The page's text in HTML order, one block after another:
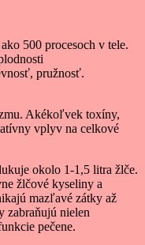
500 procesoch v tele.
pružnosť.
Akékoľvek toxíny,
vplyv na celkové
okolo 1-1,5 litra žlče.
žlčové kyseliny a
mazľavé zátky až
zabraňujú nielen
pečene.